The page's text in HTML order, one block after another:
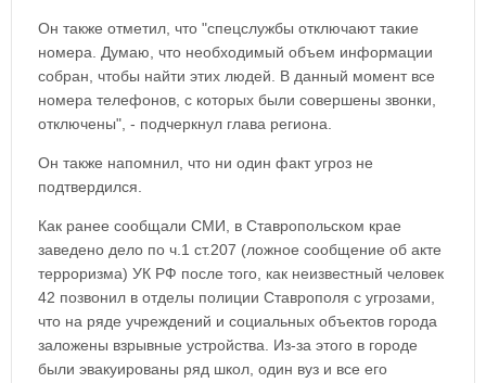
Он также отметил, что "спецслужбы отключают такие
номера. Думаю, что необходимый объем информации
собран, чтобы найти этих людей. В данный момент все
номера телефонов, с которых были совершены звонки,
отключены", - подчеркнул глава региона.
Он также напомнил, что ни один факт угроз не
подтвердился.
Как ранее сообщали СМИ, в Ставропольском крае
заведено дело по ч.1 ст.207 (ложное сообщение об акте
терроризма) УК РФ после того, как неизвестный человек
42 позвонил в отделы полиции Ставрополя с угрозами,
что на ряде учреждений и социальных объектов города
заложены взрывные устройства. Из-за этого в городе
были эвакуированы ряд школ, один вуз и все его